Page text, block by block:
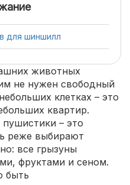
для шиншилл
животных
не нужен свободный
клетках – это
квартир.
– это
реже выбирают
все грызуны
фруктами и сеном.
быть